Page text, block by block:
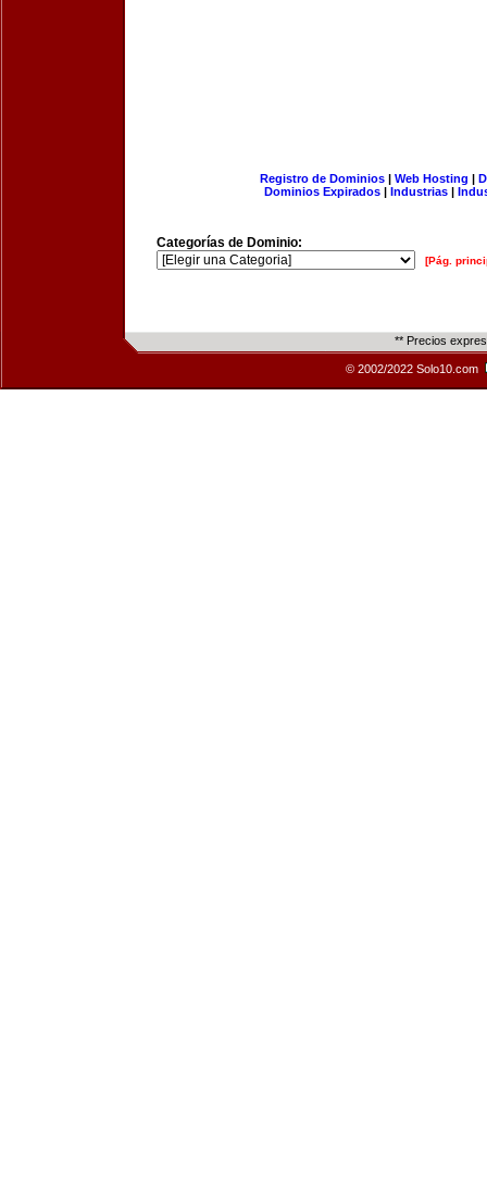
Registro de Dominios| Web Hosting |
Dominios Expirados | Industrias |
Categorías de Dominio:
[Pág.
** Precios
© 2002/2022 Solo10.com